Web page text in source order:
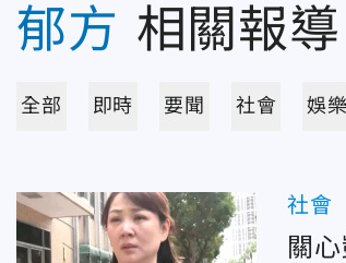
郁方 相關報導
全部 即時 要聞 社會 娛樂
社會
關